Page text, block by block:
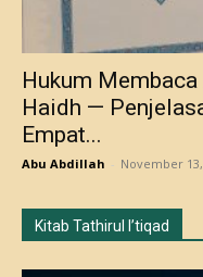
Hukum Membaca
Haidh —
Empat...
Abu Abdillah - November
Kitab Tathirul I’tiqad